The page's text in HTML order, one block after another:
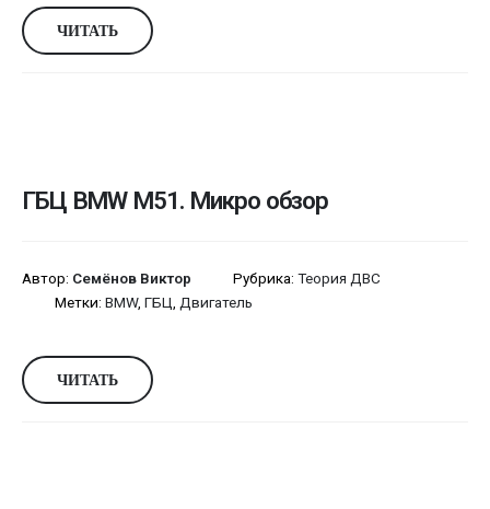
ЧИТАТЬ
ГБЦ BMW M51. Микро обзор
Автор: Семёнов Виктор Рубрика: Теория ДВС
Метки: BMW, ГБЦ Двигатель
ЧИТАТЬ